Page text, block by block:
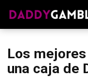
Los
una caja de